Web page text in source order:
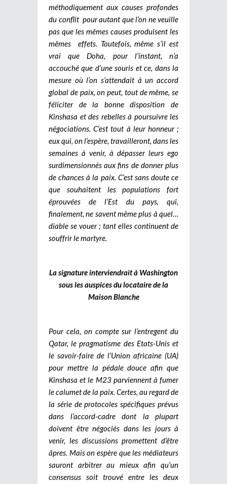
méthodiquement aux causes profondes
du conflit pour autant que l’on ne veuille
pas que les mêmes causes produisent les
mêmes effets. Toutefois, même s’il est
vrai que Doha, pour l’instant, n’a
accouché que d’une souris et ce, dans la
mesure où l’on s’attendait à un accord
global de paix, on peut, tout de même, se
féliciter de la bonne disposition de
Kinshasa et des rebelles à poursuivre les
négociations. C’est tout à leur honneur ;
eux qui, on l’espère, travailleront, dans les
semaines à venir, à dépasser leurs ego
surdimensionnés aux fins de donner plus
de chances à la paix. C’est sans doute ce
que souhaitent les populations fort
éprouvées de l’Est du pays, qui,
finalement, ne savent même plus à quel…
diable se vouer ; tant elles continuent de
souffrir le martyre.
La signature interviendrait à Washington
sous les auspices du locataire de la
Maison Blanche
Pour cela, on compte sur l’entregent du
Qatar, le pragmatisme des Etats-Unis et
le savoir-faire de l’Union africaine (UA)
pour mettre la pédale douce afin que
Kinshasa et le M23 parviennent à fumer
le calumet de la paix. Certes, au regard de
la série de protocoles spécifiques prévus
dans l’accord-cadre dont la plupart
doivent être négociés dans les jours à
venir, les discussions promettent d’être
âpres. Mais on espère que les médiateurs
sauront arbitrer au mieux afin qu’un
consensus soit trouvé entre les deux